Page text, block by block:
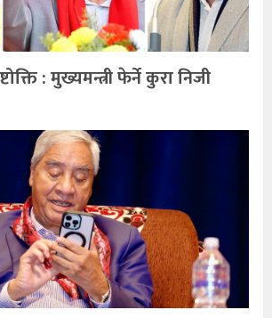
: मुख्यमन्त्री फेर्ने कुरा निजी